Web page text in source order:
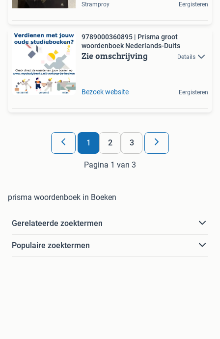
Stramproy Eergisteren
9789000360895 | Prisma groot
woordenboek Nederlands-Duits
Zie omschrijving Details
Bezoek website Eergisteren
1 2 3
Pagina 1 van 3
prisma woordenboek in Boeken
Gerelateerde zoektermen
Populaire zoektermen